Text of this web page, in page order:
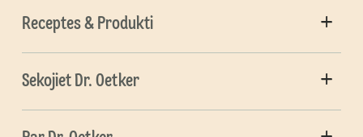
Receptes & Produkti
Sekojiet Dr. Oetker